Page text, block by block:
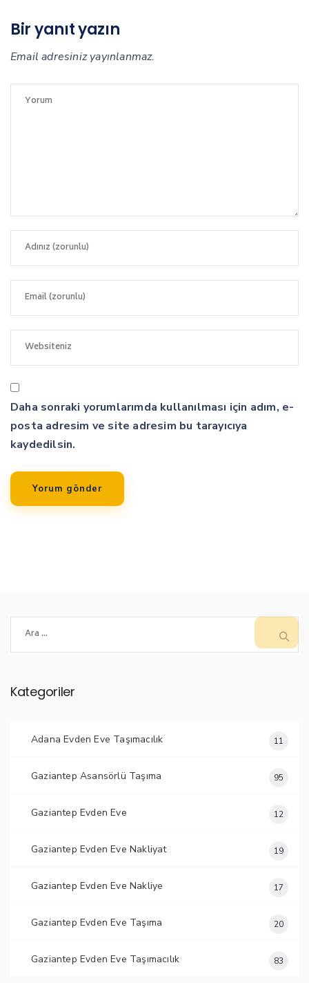
Bir yanıt yazın
Email adresiniz yayınlanmaz.
Daha sonraki yorumlarımda kullanılması için adım, e-
posta adresim ve site adresim bu tarayıcıya
kaydedilsin.
Kategoriler
Adana Evden Eve Taşımacılık 11
Gaziantep Asansörlü Taşıma 95
Gaziantep Evden Eve 12
Gaziantep Evden Eve Nakliyat 19
Gaziantep Evden Eve Nakliye 17
Gaziantep Evden Eve Taşıma 20
Gaziantep Evden Eve Taşımacılık 83